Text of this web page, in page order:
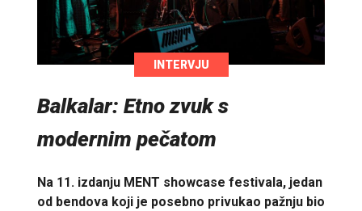
INTERVJU
Balkalar: Etno zvuk s
modernim pečatom
Na 11. izdanju MENT showcase festivala, jedan
od bendova koji je posebno privukao pažnju bio